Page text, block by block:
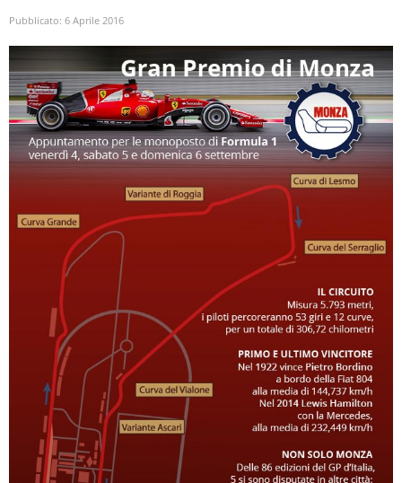
Pubblicato: 6 Aprile 2016